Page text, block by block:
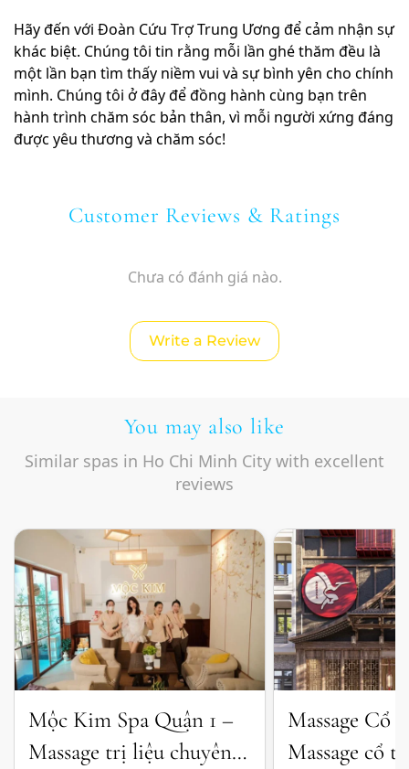
Hãy đến với Đoàn Cứu Trợ Trung Ương để cảm nhận sự
khác biệt. Chúng tôi tin rằng mỗi lần ghé thăm đều là
một lần bạn tìm thấy niềm vui và sự bình yên cho chính
mình. Chúng tôi ở đây để đồng hành cùng bạn trên
hành trình chăm sóc bản thân, vì mỗi người xứng đáng
được yêu thương và chăm sóc!
Customer Reviews & Ratings
Chưa có đánh giá nào.
Write a Review
You may also like
Similar spas in Ho Chi Minh City with excellent
reviews
Mộc Kim Spa Quận 1 –
Massage trị liệu chuyên
Massage Cổ
Massage cổ